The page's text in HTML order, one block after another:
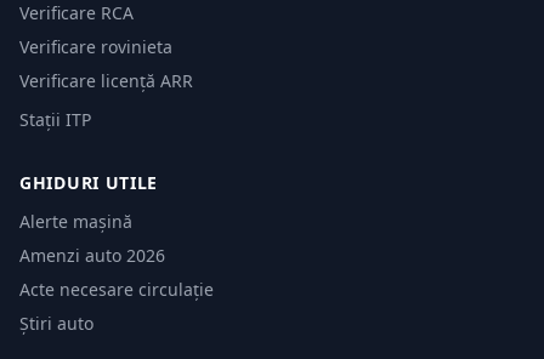
Verificare RCA
Verificare rovinieta
Verificare licență ARR
Stații ITP
GHIDURI UTILE
Alerte mașină
Amenzi auto 2026
Acte necesare circulație
Știri auto